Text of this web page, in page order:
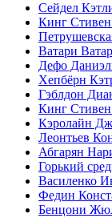
Сейдел
Кинг Стивен
Ватари
Дефо
Хепбёрн
Гэблдон
Кинг Стивен
Кэролайн
Леонтьев
Абгарян
Горький
Василенко
Федин
Бенцони